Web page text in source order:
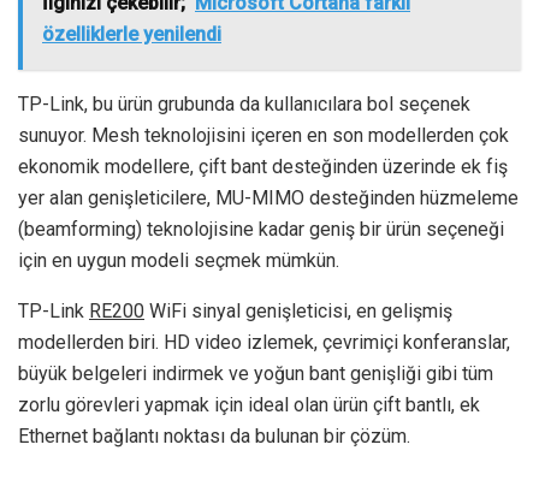
özelliklerle yenilendi
TP-Link, bu ürün grubunda da kullanıcılara bol seçenek
sunuyor. Mesh teknolojisini içeren en son modellerden çok
ekonomik modellere, çift bant desteğinden üzerinde ek fiş
yer alan genişleticilere, MU-MIMO desteğinden hüzmeleme
(beamforming) teknolojisine kadar geniş bir ürün seçeneği
için en uygun modeli seçmek mümkün.
TP-Link RE200 WiFi sinyal genişleticisi, en gelişmiş
modellerden biri. HD video izlemek, çevrimiçi konferanslar,
büyük belgeleri indirmek ve yoğun bant genişliği gibi tüm
zorlu görevleri yapmak için ideal olan ürün çift bantlı, ek
Ethernet bağlantı noktası da bulunan bir çözüm.